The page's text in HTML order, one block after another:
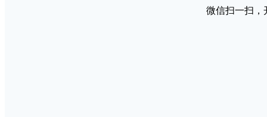
微信扫一扫，